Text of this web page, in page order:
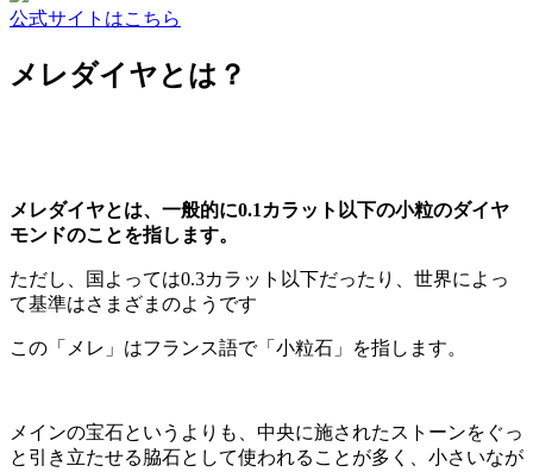
公式サイトはこちら
メレダイヤとは？
メレダイヤとは、一般的に0.1カラット以下の小粒のダイヤ
モンドのことを指します。
ただし、国よっては0.3カラット以下だったり、世界によっ
て基準はさまざまのようです
この「メレ」はフランス語で「小粒石」を指します。
メインの宝石というよりも、中央に施されたストーンをぐっ
と引き立たせる脇石として使われることが多く、小さいなが